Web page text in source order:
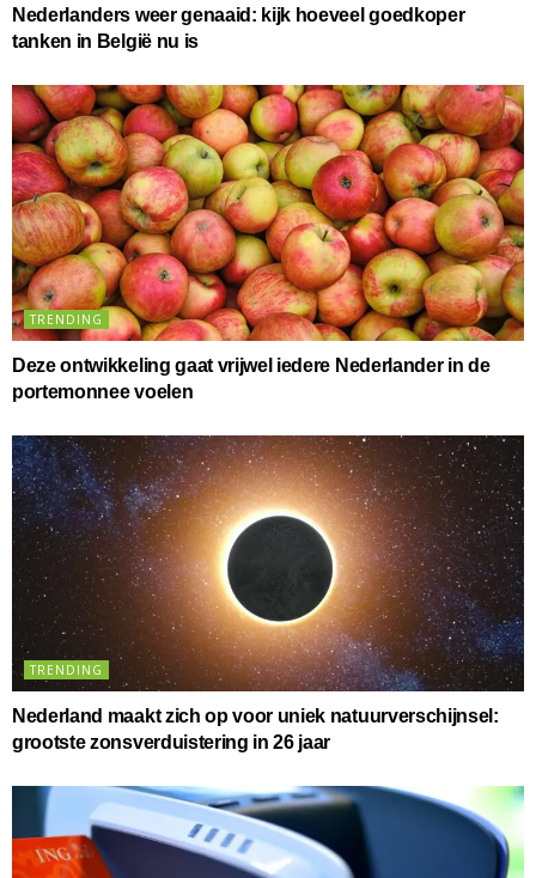
Nederlanders weer genaaid: kijk hoeveel goedkoper
tanken in België nu is
TRENDING
Deze ontwikkeling gaat vrijwel iedere Nederlander in de
portemonnee voelen
TRENDING
Nederland maakt zich op voor uniek natuurverschijnsel:
grootste zonsverduistering in 26 jaar